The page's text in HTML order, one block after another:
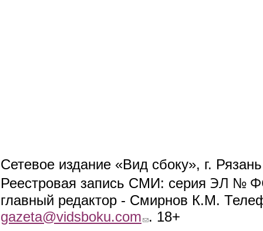
Сетевое издание «Вид сбоку», г.
Реестровая запись СМИ: серия ЭЛ №
главный редактор - Смирнов К.М.
gazeta@vidsboku.com (link sends e-mail)
. 18+